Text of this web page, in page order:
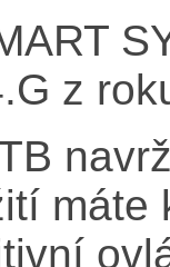
z
máte